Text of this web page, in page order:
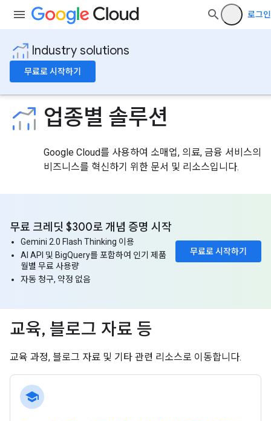
로그인
Industry solutions
무료로 시작하기
업종별 솔루션
Google Cloud를 사용하여 소매업, 의료, 금융 서비스의
비즈니스를 혁신하기 위한 문서 및 리소스입니다.
무료로 시작하기
무료 크레딧 $300로 개념 증명 시작
Gemini 2.0 Flash Thinking 이용
AI API 및 BigQuery를 포함하여 인기 제품
월별 무료 사용량
자동 청구, 약정 없음
교육, 블로그 자료 등
교육 과정, 블로그 자료 및 기타 관련 리소스로 이동합니다.
school